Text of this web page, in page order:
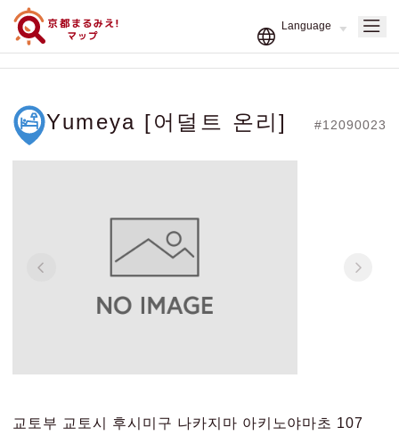
Yumeya [어덜트 온리] #12090023
교토부 교토시 후시미구 나카지마 아키노야마초 107